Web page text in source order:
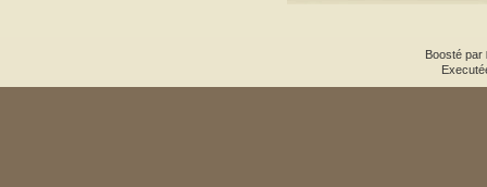
Boosté par